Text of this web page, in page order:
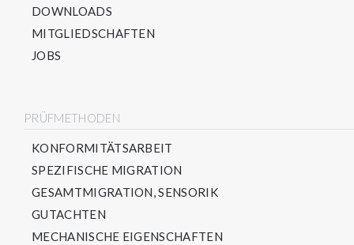
DOWNLOADS
MITGLIEDSCHAFTEN
JOBS
PRÜFMETHODEN
KONFORMITÄTSARBEIT
SPEZIFISCHE MIGRATION
GESAMTMIGRATION, SENSORIK
GUTACHTEN
MECHANISCHE EIGENSCHAFTEN